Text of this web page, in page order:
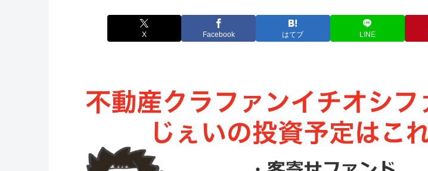
X Facebook はてブ LINE